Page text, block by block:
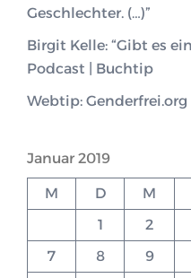
Geschlechter. (…)”
Birgit Kelle: “Gibt es
Podcast | Buchtip
Webtip: Genderfrei.org
Januar 2019
M D M
1
2
7
8 9